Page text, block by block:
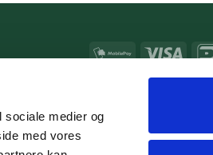
sociale medier og
med vores
MobilePay Visa
MasterCardApple